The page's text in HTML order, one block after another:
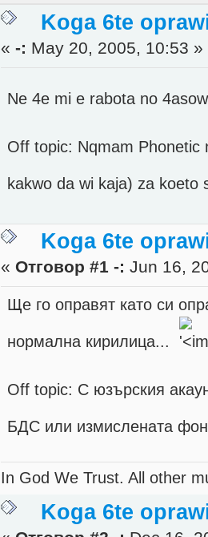
Koga 6te
«-: May 20, 2005, 10:53 »
Ne 4e mi e rabota no
Off topic: Nqmam Phonetic
kakwo da wi kaja) za
Koga 6te
« Отговор #1 -: Jun 16,
Ще го оправят като си
нормална кирилица...
Off topic: С юзърския
БДС или измислената
In God We Trust. All other
Koga 6te